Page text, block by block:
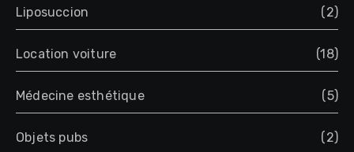
Liposuccion (2)
Location voiture (18)
Médecine esthétique (5)
Objets pubs (2)